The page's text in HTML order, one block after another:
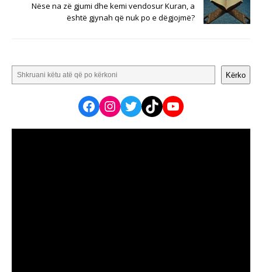
Nëse na zë gjumi dhe kemi vendosur Kuran, a
është gjynah që nuk po e dëgjojmë?
Kërko